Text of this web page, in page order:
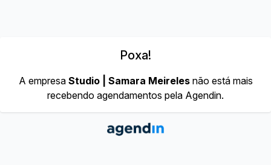
Poxa!
A empresa Studio | Samara Meirelesnão está mais
recebendo agendamentos pela Agendin.